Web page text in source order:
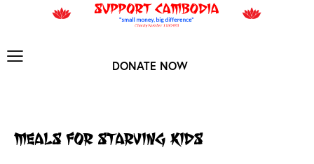
DONATE NOW
Meals for Starving Kids